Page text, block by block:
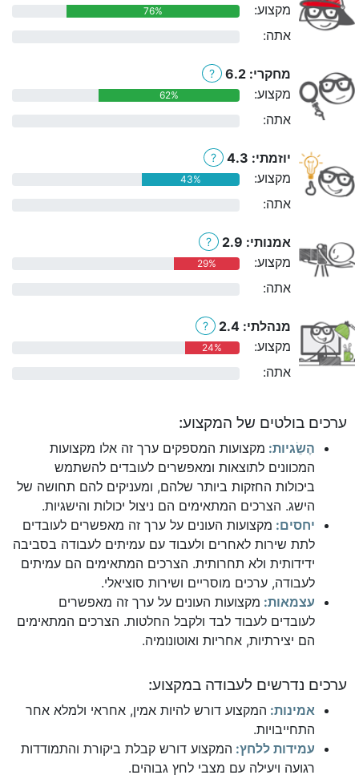
מקצוע: 76%
אתה:
מחקרי: 6.2 ?
מקצוע: 62%
אתה:
יוזמתי: 4.3 ?
מקצוע: 43%
אתה:
אמנותי: 2.9 ?
מקצוע: 29%
אתה:
מנהלתי: 2.4 ?
מקצוע: 24%
אתה:
ערכים בולטים של המקצוע:
הֶשֵׂגיות: מקצועות המספקים ערך זה אלו מקצועות
המכוונים לתוצאות ומאפשרים לעובדים להשתמש
ביכולות החזקות ביותר שלהם, ומעניקים להם תחושה של
הישג. הצרכים המתאימים הם ניצול יכולות והישגיות.
יחסים: מקצועות העונים על ערך זה מאפשרים לעובדים
לתת שירות לאחרים ולעבוד עם עמיתים לעבודה בסביבה
ידידותית ולא תחרותית. הצרכים המתאימים הם עמיתים
לעבודה, ערכים מוסריים ושירות סוציאלי.
עצמאות: מקצועות העונים על ערך זה מאפשרים
לעובדים לעבוד לבד ולקבל החלטות. הצרכים המתאימים
הם יצירתיות, אחריות ואוטונומיה.
ערכים נדרשים לעבודה במקצוע:
אמינות: המקצוע דורש להיות אמין, אחראי ולמלא אחר
התחייבויות.
עמידות ללחץ: המקצוע דורש קבלת ביקורת והתמודדות
רגועה ויעילה עם מצבי לחץ גבוהים.